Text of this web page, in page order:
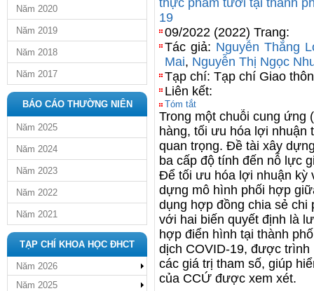
Năm 2020
Năm 2019
Năm 2018
Năm 2017
BÁO CÁO THƯỜNG NIÊN
Năm 2025
Năm 2024
Năm 2023
Năm 2022
Năm 2021
TẠP CHÍ KHOA HỌC ĐHCT
Năm 2026
Năm 2025
thực phẩm tươi tại thành
19
09/2022 (2022) Trang:
Tác giả: Nguyễn Thắng
Mai, Nguyễn Thị Ngọc
Tạp chí: Tạp chí Giao
Liên kết:
Tóm tắt
Trong một chuỗi cung ứng
hàng, tối ưu hóa lợi nhuận
quan trọng. Đề tài xây
ba cấp độ tính đến nỗ lực
Để tối ưu hóa lợi nhuận kỳ
dựng mô hình phối hợp
dụng hợp đồng chia sẻ
với hai biến quyết định là
hợp điển hình tại thành
dịch COVID-19, được
các giá trị tham số, giúp
của CCỨ được xem xét.